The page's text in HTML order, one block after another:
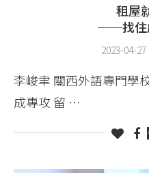
租屋
──找住
2023-04-27
李峻聿 關西外語專門學
成專攻 留 …